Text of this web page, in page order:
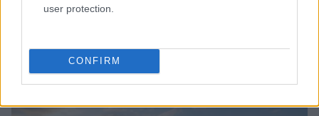
user protection.
CONFIRM
destinati al Senegal
Ilaria Mauri · 4 Ago 2026